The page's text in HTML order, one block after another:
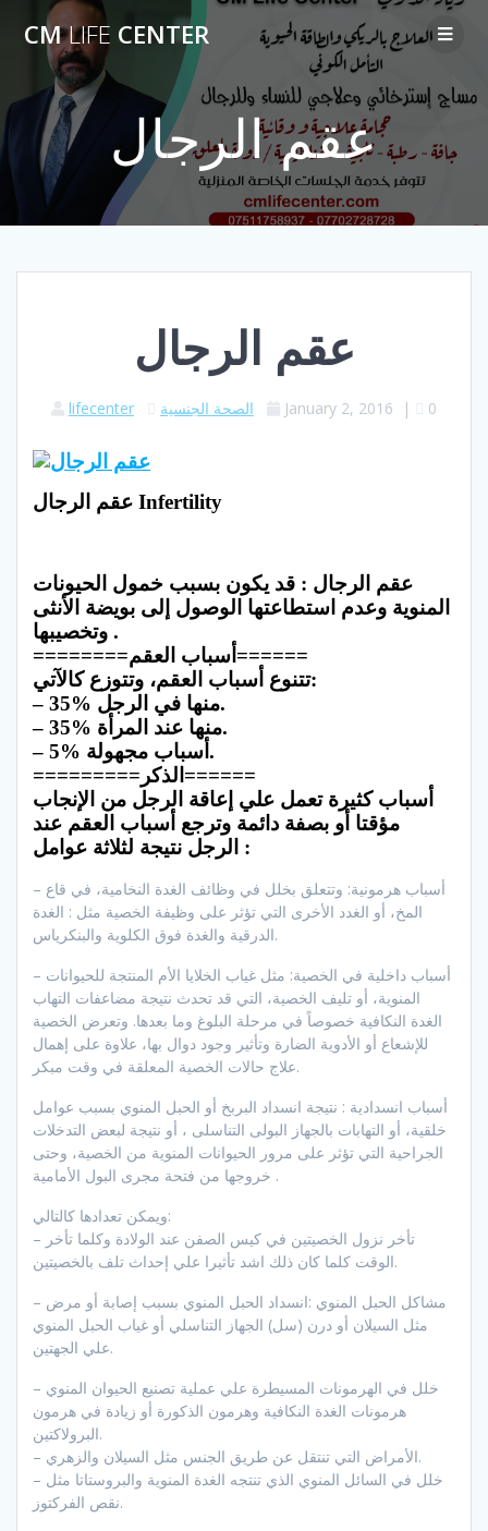
Skip
content
CMLIFE CENTER
عقم الرجال
عقم الرجال
lifecenter الصحة الجنسية January 2, 2016 | 0
عقم الرجال Infertility
عقم الرجال : قد يكون بسبب خمول الحيونات
المنوية وعدم استطاعتها الوصول إلى بويضة الأنثى
وتخصيبها .
========أسباب العقم======
تتنوع أسباب العقم، وتتوزع كالآتي:
– 35% منها في الرجل.
– 35% منها عند المرأة.
– 5% أسباب مجهولة.
=========الذكر======
أسباب كثيرة تعمل علي إعاقة الرجل من الإنجاب
مؤقتا أو بصفة دائمة وترجع أسباب العقم عند
الرجل نتيجة لثلاثة عوامل :
– أسباب هرمونية: وتتعلق بخلل في وظائف الغدة النخامية، في قاع
المخ، أو الغدد الأخرى التي تؤثر على وظيفة الخصية مثل : الغدة
الدرقية والغدة فوق الكلوية والبنكرياس.
– أسباب داخلية في الخصية: مثل غياب الخلايا الأم المنتجة للحيوانات
المنوية، أو تليف الخصية، التي قد تحدث نتيجة مضاعفات التهاب
الغدة النكافية خصوصاً في مرحلة البلوغ وما بعدها. وتعرض الخصية
للإشعاع أو الأدوية الضارة وتأثير وجود دوال بها، علاوة على إهمال
علاج حالات الخصية المعلقة في وقت مبكر.
أسباب انسدادية : نتيجة انسداد البربخ أو الحبل المنوي بسبب عوامل
خلقية، أو التهابات بالجهاز البولى التناسلى ، أو نتيجة لبعض التدخلات
الجراحية التي تؤثر على مرور الحيوانات المنوية من الخصية، وحتى
خروجها من فتحة مجرى البول الأمامية .
ويمكن تعدادها كالتالي:
– تأخر نزول الخصيتين في كيس الصفن عند الولادة وكلما تأخر
الوقت كلما كان ذلك اشد تأثيرا علي إحداث تلف بالخصيتين.
– مشاكل الحبل المنوي :انسداد الحبل المنوي بسبب إصابة أو مرض
مثل السيلان أو درن (سل) الجهاز التناسلي أو غياب الحبل المنوي
علي الجهتين.
– خلل في الهرمونات المسيطرة علي عملية تصنيع الحيوان المنوي
هرمونات الغدة النكافية وهرمون الذكورة أو زيادة في هرمون
البرولاكتين.
– الأمراض التي تنتقل عن طريق الجنس مثل السيلان والزهري.
– خلل في السائل المنوي الذي تنتجه الغدة المنوية والبروستاتا مثل
نقص الفركتوز.